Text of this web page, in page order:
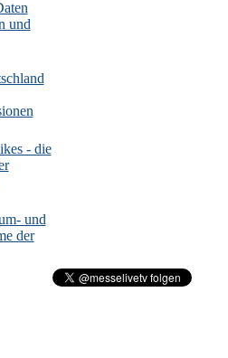
und
- die
und
der